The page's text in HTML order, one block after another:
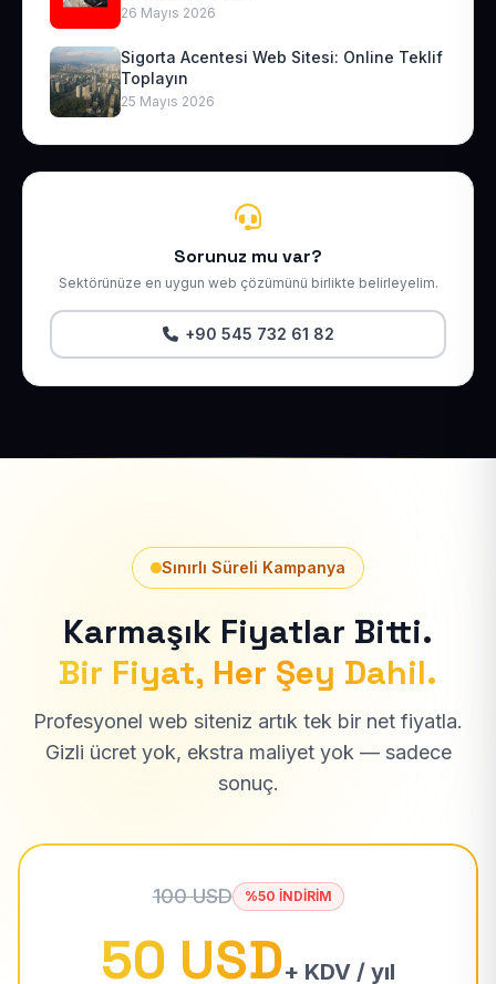
26 Mayıs 2026
Sigorta Acentesi Web Sitesi: Online Teklif
Toplayın
25 Mayıs 2026
Sorunuz mu var?
Sektörünüze en uygun web çözümünü birlikte belirleyelim.
+90 545 732 61 82
Sınırlı Süreli Kampanya
Karmaşık Fiyatlar Bitti.
Bir Fiyat, Her Şey Dahil.
Profesyonel web siteniz artık tek bir net fiyatla.
Gizli ücret yok, ekstra maliyet yok — sadece
sonuç.
100 USD %50 İNDİRİM
50 USD+ KDV / yıl